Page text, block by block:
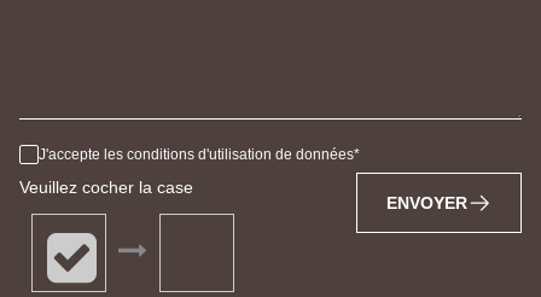
J'accepte les conditions d'utilisation de données
Veuillez cocher la case
ENVOYER